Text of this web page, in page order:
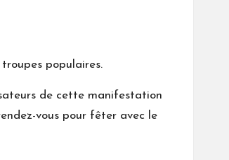
populaires.
de cette manifestation
vous pour fêter avec le